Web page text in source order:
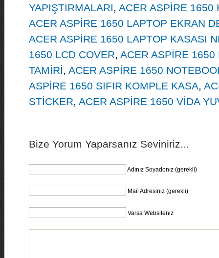
YAPIŞTIRMALARI, ACER ASPİRE 1650
ACER ASPİRE 1650 LAPTOP EKRAN
ACER ASPİRE 1650 LAPTOP KASASI
1650 LCD COVER, ACER ASPİRE
TAMİRİ, ACER ASPİRE 1650
ASPİRE 1650 SIFIR KOMPLE KASA,
STİCKER, ACER ASPİRE 1650 VİDA
Bize Yorum Yaparsanız Seviniriz...
Adınız Soyadonız (gerekli)
Mail Adresiniz (gerekli)
Varsa Websiteniz